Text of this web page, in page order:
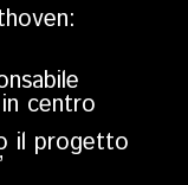
centro
il progetto